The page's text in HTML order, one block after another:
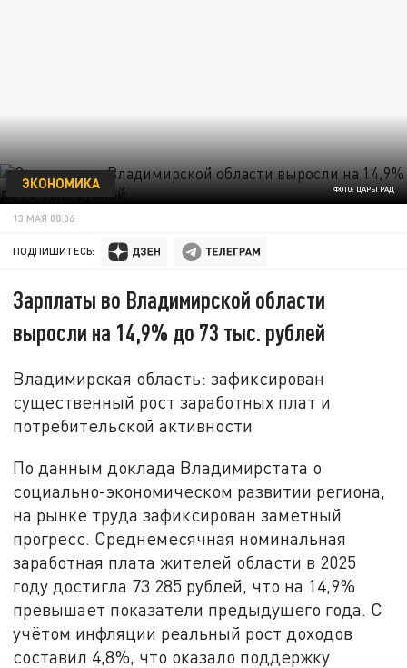
ФОТО: ЦАРЬГРАД
ЭКОНОМИКА
13 МАЯ 08:06
ПОДПИШИТЕСЬ:
Зарплаты во Владимирской области
выросли на 14,9% до 73 тыс. рублей
Владимирская область: зафиксирован
существенный рост заработных плат и
потребительской активности
По данным доклада Владимирстата о
социально-экономическом развитии региона,
на рынке труда зафиксирован заметный
прогресс. Среднемесячная номинальная
заработная плата жителей области в 2025
году достигла 73 285 рублей, что на 14,9%
превышает показатели предыдущего года. С
учётом инфляции реальный рост доходов
составил 4,8%, что оказало поддержку